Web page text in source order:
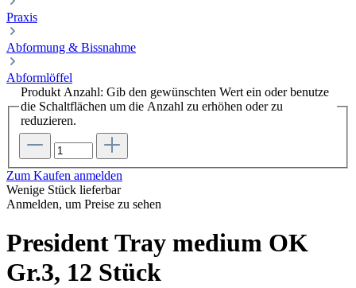
Praxis
Abformung & Bissnahme
Abformlöffel
Produkt Anzahl: Gib den gewünschten Wert ein oder benutze
die Schaltflächen um die Anzahl zu erhöhen oder zu
reduzieren.
Zum Kaufen anmelden
Wenige Stück lieferbar
Anmelden, um Preise zu sehen
President Tray medium OK
Gr.3, 12 Stück